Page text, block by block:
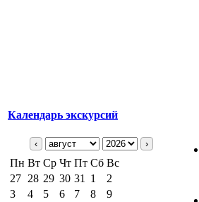
Календарь экскурсий
‹ ›
Пн Вт Ср Чт Пт Сб Вс
27 28 29 30 31 1
2
3
4 5 6 7 8
9